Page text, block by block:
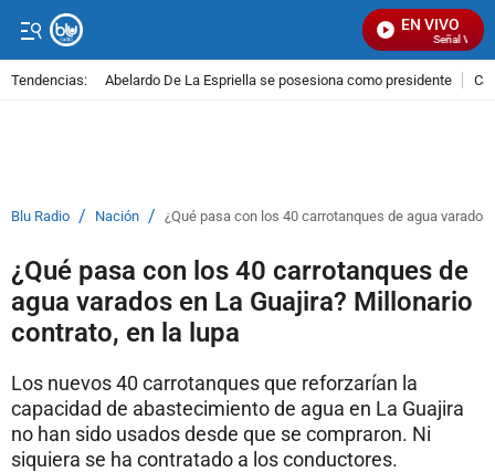
EN VIVO
Señal Visual
Tendencias: Abelardo De La Espriella se posesiona como presidente
Blu Radio / Nación / ¿Qué pasa con los 40 carrotanques de agua
¿Qué pasa con los 40 carrotanques de
agua varados en La Guajira? Millonario
contrato, en la lupa
Los nuevos 40 carrotanques que reforzarían la
capacidad de abastecimiento de agua en La Guajira
no han sido usados desde que se compraron. Ni
siquiera se ha contratado a los conductores.